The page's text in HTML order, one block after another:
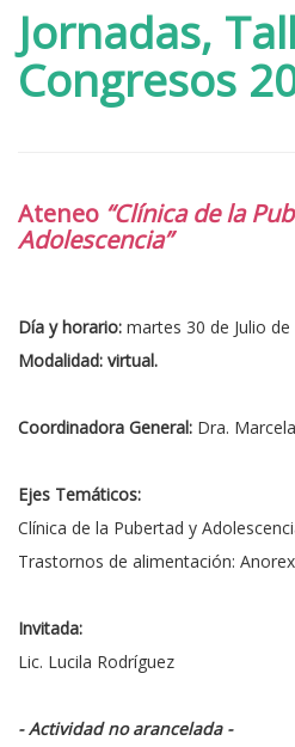
Jornadas,
Congresos
Ateneo “Clínica de la
Adolescencia”
Día y horario: martes 30 de Julio
Modalidad: virtual.
Coordinadora General: Dra.
Ejes Temáticos:
Clínica de la Pubertad y
Trastornos de alimentación:
Invitada:
Lic. Lucila Rodríguez
- Actividad no arancelada -